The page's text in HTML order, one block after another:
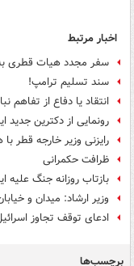
اخبار مرتبط
سفر مجدد هیات قطری به
سند تسلیم ترامپ!
انتقاد یا دفاع از
رونمایی از دکترین جدید
رایزنی وزیر خارجه قطر
ظرافت حکمرانی
بازتاب روزانه جنگ علیه
وزیر ارشاد: میدان و
ادعای توقف تجاوز
برچسب‌ها